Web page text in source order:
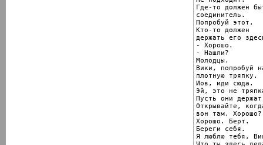
Где-то должен
соединитель.
Попробуй этот.
Кто-то должен
держать его
- Хорошо.
- Нашли?
Молодцы.
Вики, попробуй
плотную тряпку.
Иов, иди сюда.
Эй, это не
Пусть они
Открывайте,
вон там. Хорошо?
Хорошо. Берт.
Береги себя.
Я люблю тебя,